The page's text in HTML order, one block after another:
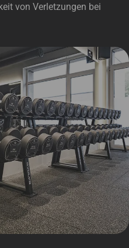
von Verletzungen bei